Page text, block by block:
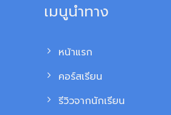
เมนูนำทาง
หน้าแรก
คอร์สเรียน
รีวิวจากนักเรียน